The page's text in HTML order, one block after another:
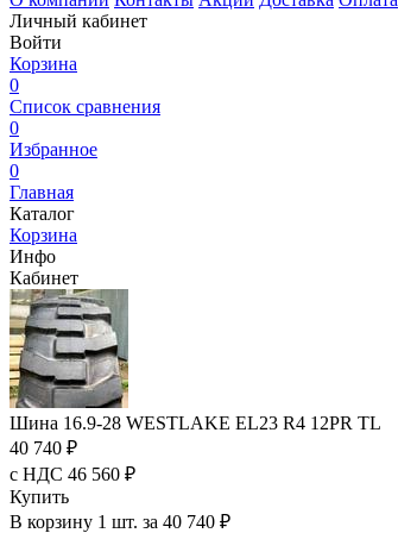
Личный кабинет
Войти
Корзина
0
Список сравнения
0
Избранное
0
Главная
Каталог
Корзина
Инфо
Кабинет
Шина 16.9-28 WESTLAKE EL23 R4 12PR TL
40 740 ₽
с НДС 46 560 ₽
Купить
В корзину 1 шт. за 40 740 ₽